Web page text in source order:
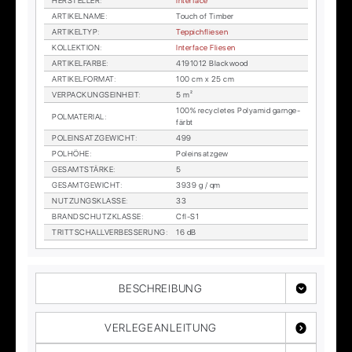
AR­TI­KEL­NA­ME:
Touch of Tim­ber
AR­TI­KEL­TYP:
Tep­pich­flie­sen
KOL­LEK­TI­ON:
In­ter­face Flie­sen
AR­TI­KEL­FAR­BE:
4191012 Black­wood
AR­TI­KEL­FOR­MAT:
100 cm x 25 cm
VER­PA­CKUNGS­EIN­HEIT: 5 m²
POL­MA­TE­RI­AL :
100% re­cy­cle­tes Po­ly­amid garn­ge­
färbt
POL­EIN­SATZ­GE­WICHT:
499
POL­HÖ­HE:
Pol­ein­satz­gew
GE­SAMT­STÄR­KE:
5
GE­SAMT­GE­WICHT:
3939 g / qm
NUT­ZUNGS­KLAS­SE:
33
BRAND­SCHUTZ­KLAS­SE:
Cfl-S1
TRITT­SCHALL­VER­BES­SE­RUNG: 16 dB
BESCHREIBUNG
VERLEGEANLEITUNG